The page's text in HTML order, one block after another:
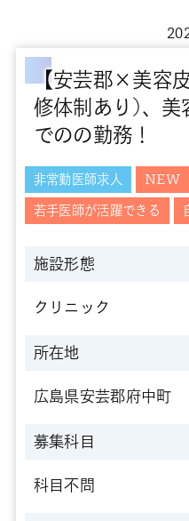
【安芸郡×美容
修体制あり)、美
でのの勤務！
非常勤医師求人 NEW
若手医師が活躍できる
施設形態
クリニック
所在地
広島県安芸郡府中町
募集科目
科目不問